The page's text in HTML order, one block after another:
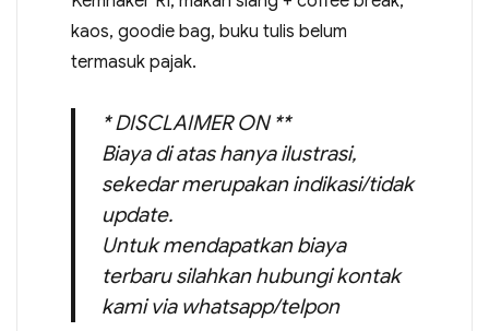
kaos, goodie bag, buku tulis belum
termasuk pajak.
* DISCLAIMER ON **
Biaya di atas hanya ilustrasi,
sekedar merupakan indikasi/tidak
update.
Untuk mendapatkan biaya
terbaru silahkan hubungi kontak
kami via whatsapp/telpon